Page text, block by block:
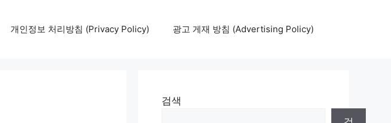
개인정보 처리방침 (Privacy Policy) 광고 게재 방침 (Advertising Policy)
검색